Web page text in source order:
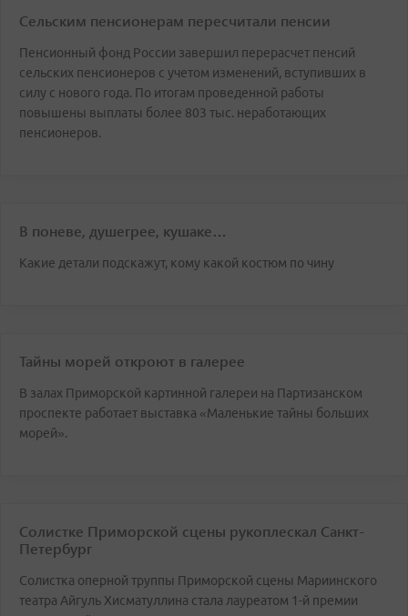
Сельским пенсионерам пересчитали пенсии
Пенсионный фонд России завершил перерасчет пенсий
сельских пенсионеров с учетом изменений, вступивших в
силу с нового года. По итогам проведенной работы
повышены выплаты более 803 тыс. неработающих
пенсионеров.
В поневе, душегрее, кушаке…
Какие детали подскажут, кому какой костюм по чину
Тайны морей откроют в галерее
В залах Приморской картинной галереи на Партизанском
проспекте работает выставка «Маленькие тайны больших
морей».
Солистке Приморской сцены рукоплескал Санкт-
Петербург
Солистка оперной труппы Приморской сцены Мариинского
театра Айгуль Хисматуллина стала лауреатом 1-й премии